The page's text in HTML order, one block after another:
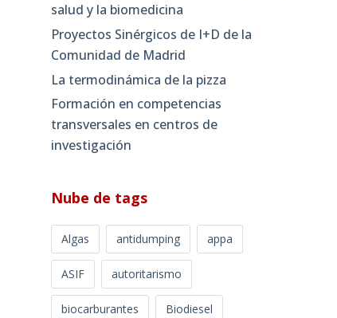
salud y la biomedicina
Proyectos Sinérgicos de I+D de la
Comunidad de Madrid
La termodinámica de la pizza
Formación en competencias
transversales en centros de
investigación
Nube de tags
Algas antidumping appa
ASIF autoritarismo
biocarburantes Biodiesel